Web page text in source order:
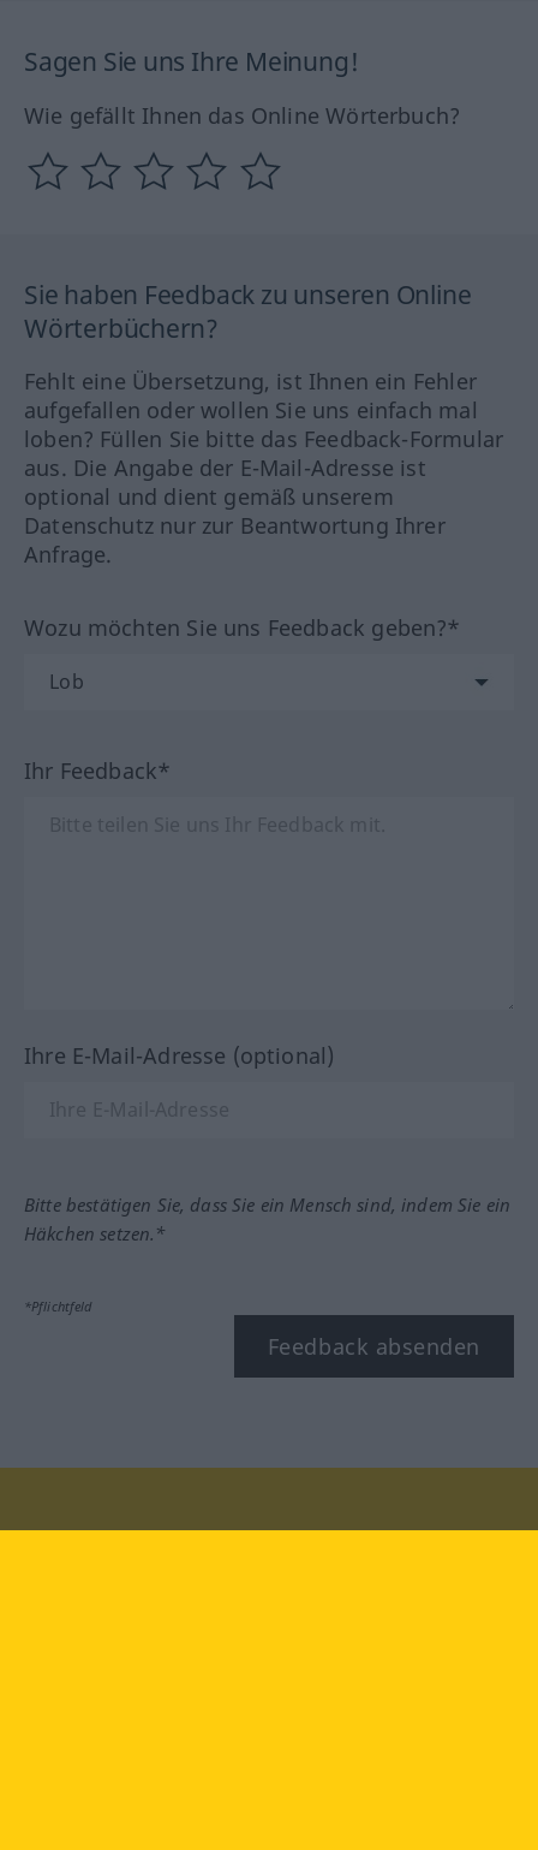
Sagen Sie uns Ihre Meinung!
Wie gefällt Ihnen das Online Wörterbuch?
Sie haben Feedback zu unseren Online
Wörterbüchern?
Fehlt eine Übersetzung, ist Ihnen ein Fehler
aufgefallen oder wollen Sie uns einfach mal
loben? Füllen Sie bitte das Feedback-Formular
aus. Die Angabe der E-Mail-Adresse ist
optional und dient gemäß unserem
Datenschutz nur zur Beantwortung Ihrer
Anfrage.
Wozu möchten Sie uns Feedback geben?*
Ihr Feedback*
Ihre E-Mail-Adresse (optional)
Bitte bestätigen Sie, dass Sie ein Mensch sind, indem Sie ein
Häkchen setzen.*
*Pflichtfeld
Feedback absenden